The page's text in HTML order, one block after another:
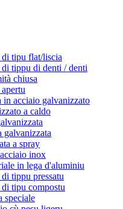
tipu flat/liscia
tippu di denti / denti
chiusa
in acciaio galvanizzato
a caldo
galvanizzata
a spray
inox
in lega d'aluminiu
tippu pressatu
tipu compostu
speciale